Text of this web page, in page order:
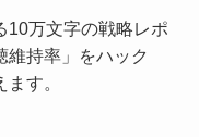
10万文字の戦略レポ
維持率」をハック
す。